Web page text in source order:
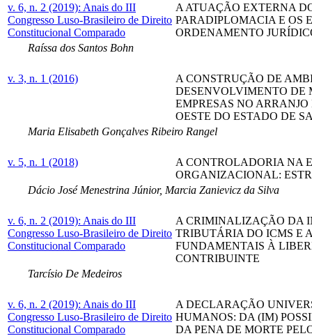
v. 6, n. 2 (2019): Anais do III
Congresso Luso-Brasileiro de Direito
Constitucional Comparado
A ATUAÇÃO EXTERNA
PARADIPLOMACIA E OS
ORDENAMENTO
Raíssa dos Santos Bohn
v. 3, n. 1 (2016)
A CONSTRUÇÃO DE
DESENVOLVIMENTO DE
EMPRESAS NO
OESTE DO ESTADO DE
Maria Elisabeth Gonçalves Ribeiro Rangel
v. 5, n. 1 (2018)
A CONTROLADORIA NA
ORGANIZACIONAL:
Dácio José Menestrina Júnior, Marcia Zanievicz da Silva
v. 6, n. 2 (2019): Anais do III
Congresso Luso-Brasileiro de Direito
Constitucional Comparado
A CRIMINALIZAÇÃO DA
TRIBUTÁRIA DO ICMS E
FUNDAMENTAIS À
CONTRIBUINTE
Tarcísio De Medeiros
v. 6, n. 2 (2019): Anais do III
Congresso Luso-Brasileiro de Direito
Constitucional Comparado
A DECLARAÇÃO
HUMANOS: DA (IM)
DA PENA DE MORTE